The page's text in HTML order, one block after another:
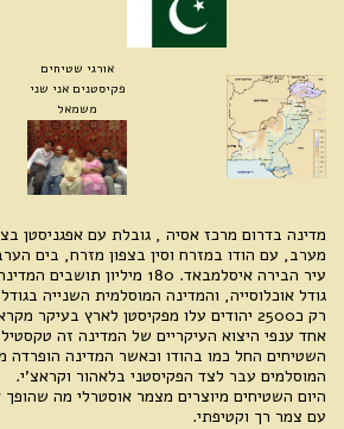
אורגי שטיחים
פקיסטנים אני שני
משמאל
מדינה בדרום מרכז אסיה , גובלת עם אפגניסטן
מערב, עם הודו במזרח וסין בצפון מזרח, בים
עיר הבירה איסלמבאד. 180
גודל אוכלוסייה, והמדינה המוסלמית השנייה
רק כ2500 יהודים עלו מפקיסטן לארץ בעיקר מקראצ'י ופשאוור.
אחד ענפי היצוא העיקריים של המדינה זה טקסטיל
השטיחים החל כמו בהודו וכאשר המדינה הופרדה
המוסלמים עבר לצד הפקיסטני בלאהור וקראצ'י.
היום השטיחים מיוצרים מצמר אוסטרלי מה
עם צמר רך וקטיפתי.